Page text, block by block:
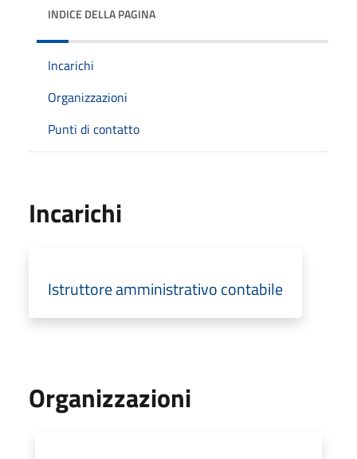
INDICE DELLA PAGINA
Incarichi
Organizzazioni
Punti di contatto
Incarichi
Istruttore amministrativo contabile
Organizzazioni